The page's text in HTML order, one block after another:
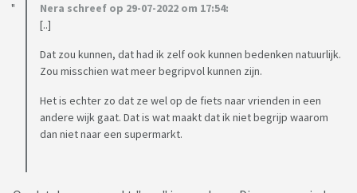
Nera schreef op 29-07-2022 om 17:54:
[..]
Dat zou kunnen, dat had ik zelf ook kunnen bedenken natuurlijk.
Zou misschien wat meer begripvol kunnen zijn.
Het is echter zo dat ze wel op de fiets naar vrienden in een
andere wijk gaat. Dat is wat maakt dat ik niet begrijp waarom
dan niet naar een supermarkt.